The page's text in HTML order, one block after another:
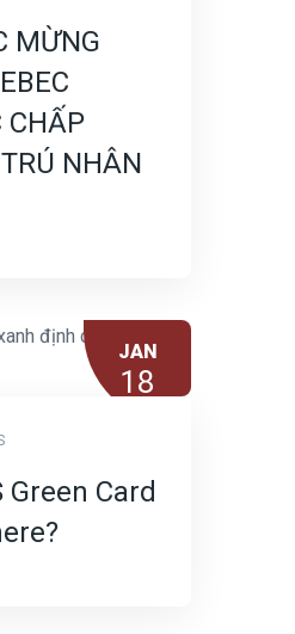
MỪNG
CHẤP
NHÂN
JAN
18
Card